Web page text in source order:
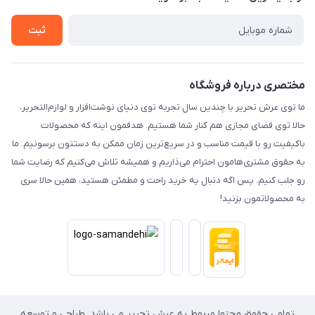
تماس با ما
ثبت
مختصری درباره فروشگاه
ما توی عرش تحریر با چندین سال تجربه توی دنیای نوشت‌افزار و لوازم‌التحریر،
حالا توی فضای مجازی هم کنار شما هستیم. هدفمون اینه که محصولات
باکیفیت رو با قیمت مناسب و در سریع‌ترین زمان ممکن به دستتون برسونیم. ما
به حقوق مشتری‌هامون احترام می‌ذاریم و همیشه تلاش می‌کنیم که رضایت شما
رو جلب کنیم. پس اگه دنبال یه خرید راحت و مطمئن هستید، همین حالا سری
به محصولاتمون بزنید!